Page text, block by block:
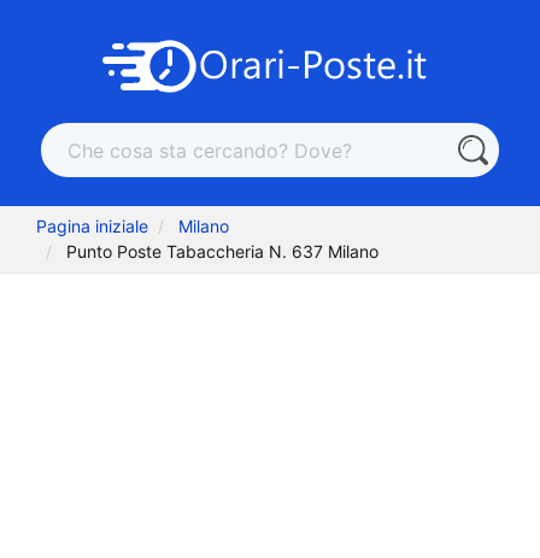
Pagina iniziale
Milano
Punto Poste Tabaccheria N. 637 Milano